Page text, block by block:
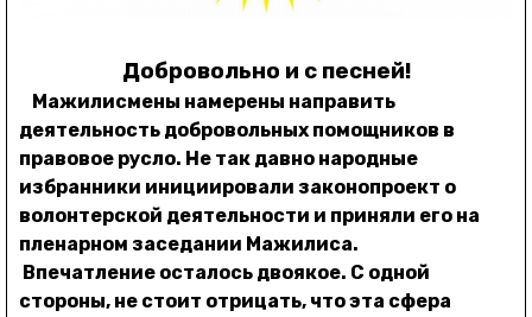
Добровольно и с песней!
Мажилисмены намерены направить
деятельность добровольных помощников в
правовое русло. Не так давно народные
избранники инициировали законопроект о
волонтерской деятельности и приняли его на
пленарном заседании Мажилиса.
Впечатление осталось двоякое. С одной
стороны, не стоит отрицать, что эта сфера